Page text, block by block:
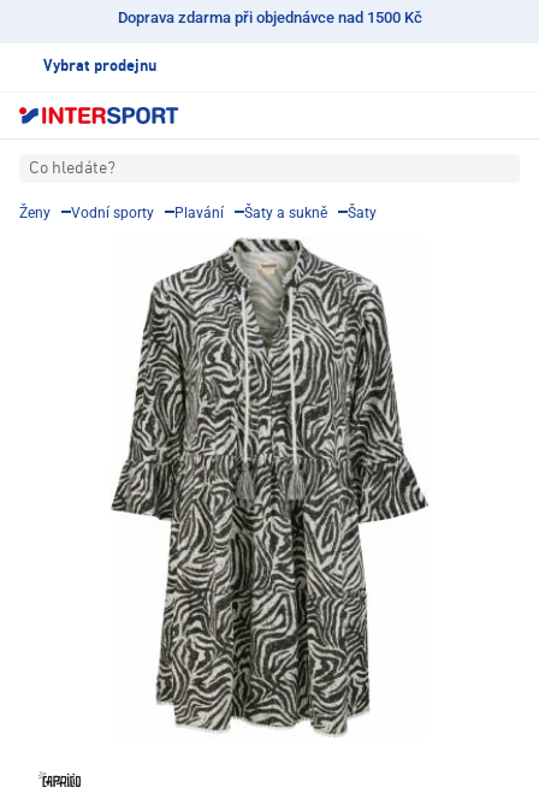
Doprava zdarma při objednávce nad 1500 Kč
Vybrat prodejnu
Co hledáte?
Ženy Vodní sporty Plavání Šaty a sukně Šaty